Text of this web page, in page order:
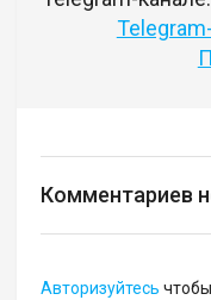
Комментариев
Авторизуйтесь